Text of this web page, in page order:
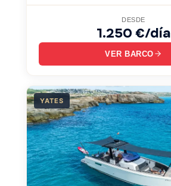
DESDE
1.250 €/día
VER BARCO
YATES